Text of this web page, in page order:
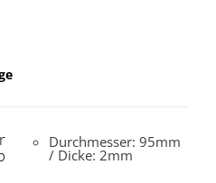
Durchmesser: 95mm
/ Dicke: 2mm